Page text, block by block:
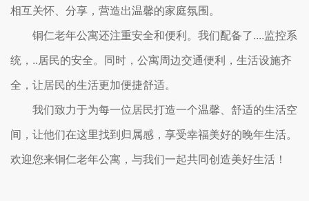
相互关怀、分享，营造出温馨的家庭氛围。
铜仁老年公寓还注重安全和便利。我们配备了....监控系
统，..居民的安全。同时，公寓周边交通便利，生活设施齐
全，让居民的生活更加便捷舒适。
我们致力于为每一位居民打造一个温馨、舒适的生活空
间，让他们在这里找到归属感，享受幸福美好的晚年生活。
欢迎您来铜仁老年公寓，与我们一起共同创造美好生活！